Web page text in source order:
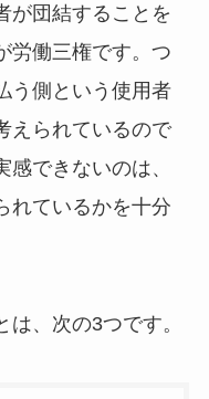
が団結することを
労働三権です。つ
う側という使用者
えられているので
できないのは、
れているかを十分
、次の3つです。